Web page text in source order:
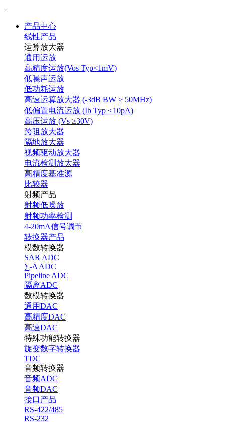
产品中心
线性产品
运算放大器
通用运放
高精度运放(Vos Typ<1mV)
低噪声运放
低功耗运放
高速运算放大器 (-3dB BW ≥ 50MHz)
低偏置电流运放 (Ib Typ <10pA)
高压运放 (Vs ≥30V)
跨阻放大器
隔地放大器
视频驱动放大器
电流检测放大器
高精度基准源
比较器
射频产品
射频低噪放
射频功率检测
4-20mA信号调节
转换器产品
模数转换器
SAR ADC
∑-Δ ADC
Pipeline ADC
隔离ADC
数模转换器
通用DAC
高精度DAC
高速DAC
特殊功能转换器
旋变数字转换器
TDC
音频转换器
音频ADC
音频DAC
接口产品
RS-422/485
RS-232